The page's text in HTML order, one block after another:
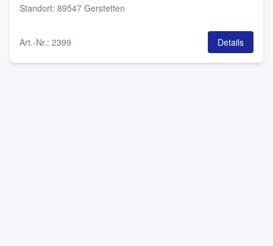
Standort: 89547 Gerstetten
Art.-Nr.: 2399 Details